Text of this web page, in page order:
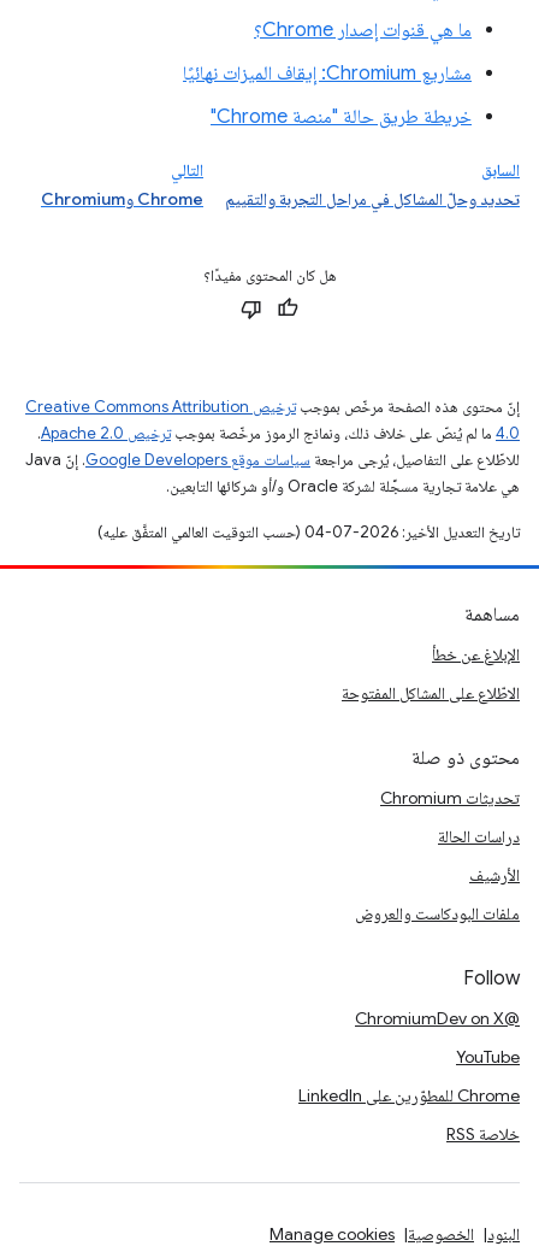
ما هي قنوات إصدار Chrome؟
مشاريع Chromium: إيقاف الميزات نهائيًا
خريطة طريق حالة "منصة Chrome"
السابق
تحديد وحلّ المشاكل في مراحل التجربة والتقييم
التالي
Chrome وChromium
هل كان المحتوى مفيدًا؟
إنّ محتوى هذه الصفحة مرخّص بموجب
ترخيص Creative Commons Attribution
4.0‏ ما لم يُنصّ على خلاف ذلك، ونماذج الرموز مرخّصة بموجبترخيص Apache 2.0‏
.
للاطّلاع على التفاصيل، يُرجى مراجعة سياسات موقع Google Developers‏
. إنّ Java
هي علامة تجارية مسجَّلة لشركة Oracle و/أو شركائها التابعين.
تاريخ التعديل الأخير: 2026-07-04 (حسب التوقيت العالمي المتفَّق عليه)
مساهمة
الإبلاغ عن خطأ
الاطّلاع على المشاكل المفتوحة
محتوى ذو صلة
تحديثات Chromium
دراسات الحالة
الأرشيف
ملفات البودكاست والعروض
Follow
@ChromiumDev on X
YouTube
Chrome للمطوّرين على LinkedIn
خلاصة RSS
البنود الخصوصية Manage cookies